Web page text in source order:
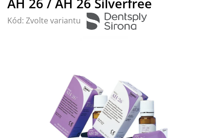
Kód: Zvolte variantu